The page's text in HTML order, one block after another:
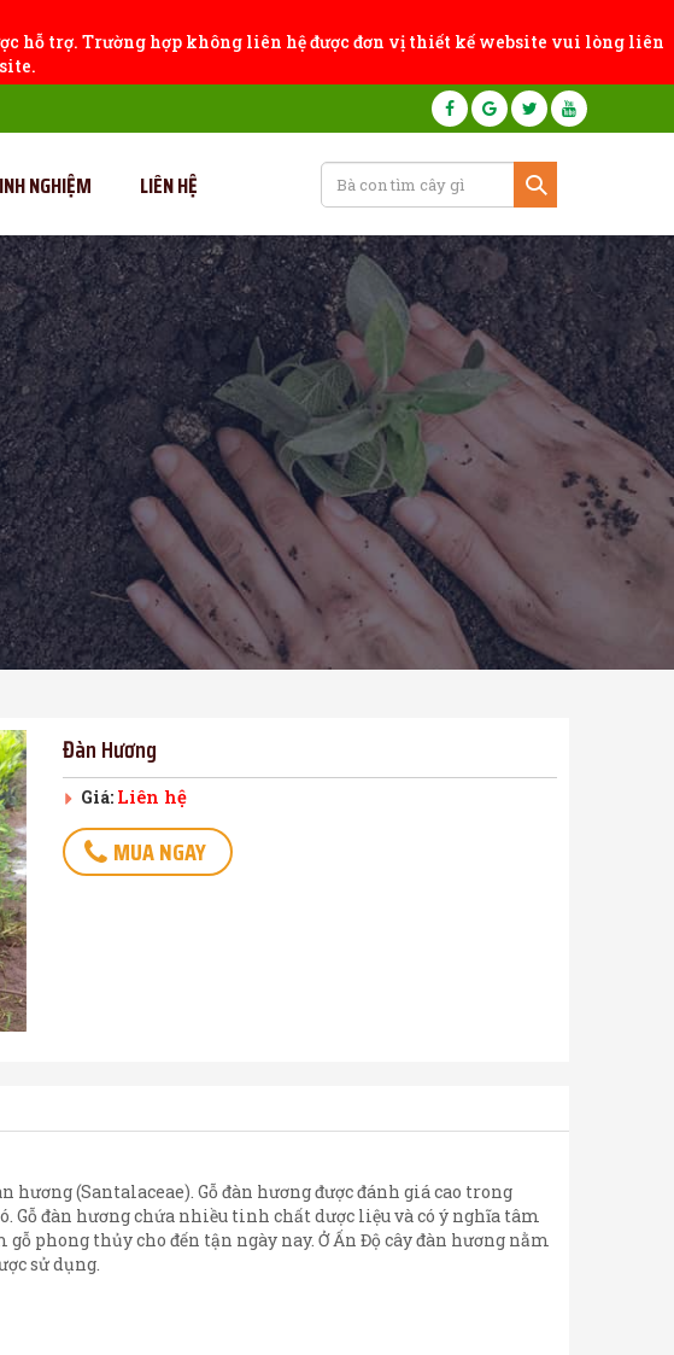
hỗ trợ. Trường hợp không liên hệ được đơn vị thiết kế website vui lòng liên
NGHIỆM LIÊN HỆ
Đàn Hương
Giá: Liên hệ
MUA NGAY
(Santalaceae). Gỗ đàn hương được đánh giá cao trong
đàn hương chứa nhiều tinh chất dược liệu và có ý nghĩa tâm
phong thủy cho đến tận ngày nay. Ở Ấn Độ cây đàn hương nằm
sử dụng.